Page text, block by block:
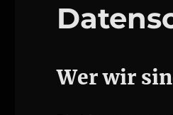
Wer wir